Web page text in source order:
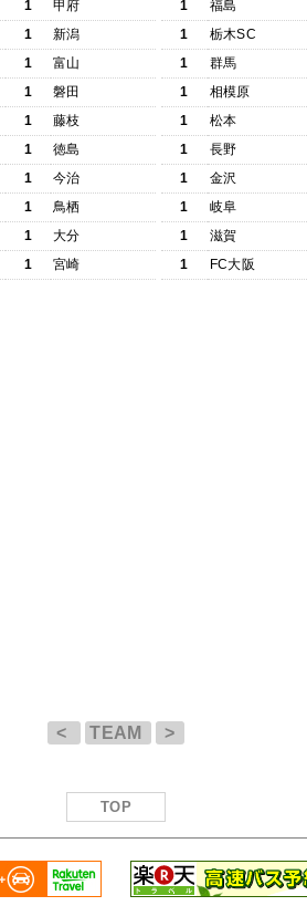
1
甲府
1
新潟
1
富山
1
磐田
1
藤枝
1
徳島
1
今治
1
鳥栖
1
大分
1 宮崎
1 福島
1
栃木SC
1
群馬
1
相模原
1
松本
1
長野
1
金沢
1
岐阜
1
滋賀
1
FC大阪
< TEAM >
TOP